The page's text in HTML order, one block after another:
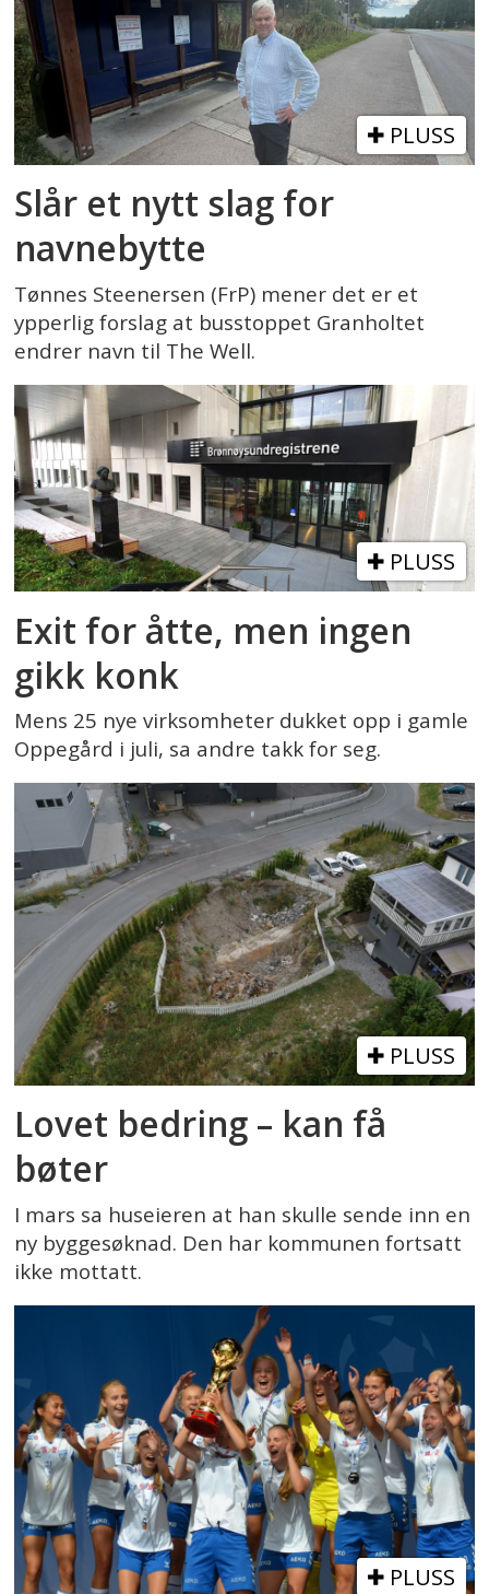
PLUSS
Slår et nytt slag for
navnebytte
Tønnes Steenersen (FrP) mener det er et
ypperlig forslag at busstoppet Granholtet
endrer navn til The Well.
PLUSS
Exit for åtte, men ingen
gikk konk
Mens 25 nye virksomheter dukket opp i gamle
Oppegård i juli, sa andre takk for seg.
PLUSS
Lovet bedring – kan få
bøter
I mars sa huseieren at han skulle sende inn en
ny byggesøknad. Den har kommunen fortsatt
ikke mottatt.
PLUSS